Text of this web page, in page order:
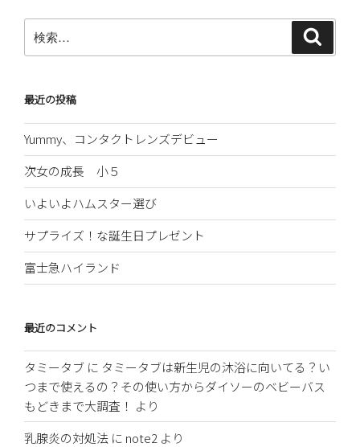
ン
索:
最近の投稿
Yummy、コンタクトレンズデビュー
次女の成長 小５
いよいよハムスター選び
サプライズ！な誕生日プレゼント
富士急ハイランド
最近のコメント
タミータブ に タミータブは新生児の沐浴に向いてる？い
つまで使えるの？その使い方からダイソーのベビーバス
もどきまで大調査！ より
乳腺炎の対処法 に note2 より